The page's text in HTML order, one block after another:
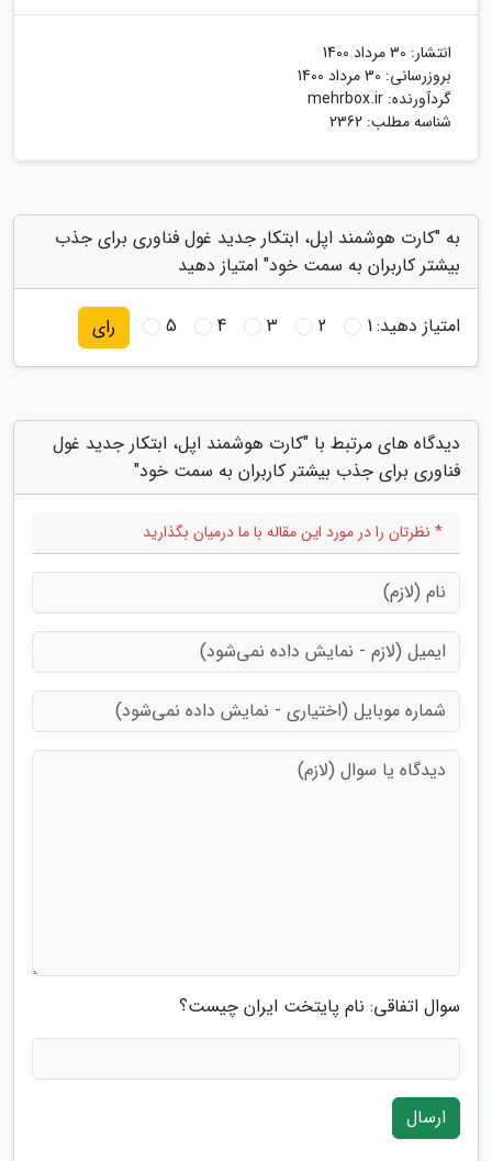
انتشار: 30 مرداد 1400
بروزرسانی: 30 مرداد 1400
گردآورنده: mehrbox.ir
شناسه مطلب: 2362
به "کارت هوشمند اپل، ابتکار جدید غول فناوری برای جذب
بیشتر کاربران به سمت خود" امتیاز دهید
امتیاز دهید:1
2
3
4
5 رای
دیدگاه های مرتبط با "کارت هوشمند اپل، ابتکار جدید غول
فناوری برای جذب بیشتر کاربران به سمت خود"
* نظرتان را در مورد این مقاله با ما درمیان بگذارید
سوال اتفاقی: نام پایتخت ایران چیست؟
ارسال